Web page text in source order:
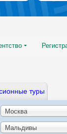
туры
Москва
Мальдивы